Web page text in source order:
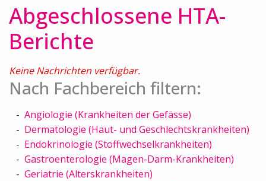
Abgeschlossene HTA-
Berichte
Keine Nachrichten verfügbar.
Nach Fachbereich filtern:
Angiologie (Krankheiten der Gefässe)
Dermatologie (Haut- und Geschlechtskrankheiten)
Endokrinologie (Stoffwechselkrankheiten)
Gastroenterologie (Magen-Darm-Krankheiten)
Geriatrie (Alterskrankheiten)